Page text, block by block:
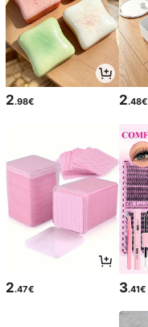
2.98€ 2.48€
2.47€ 3.41€